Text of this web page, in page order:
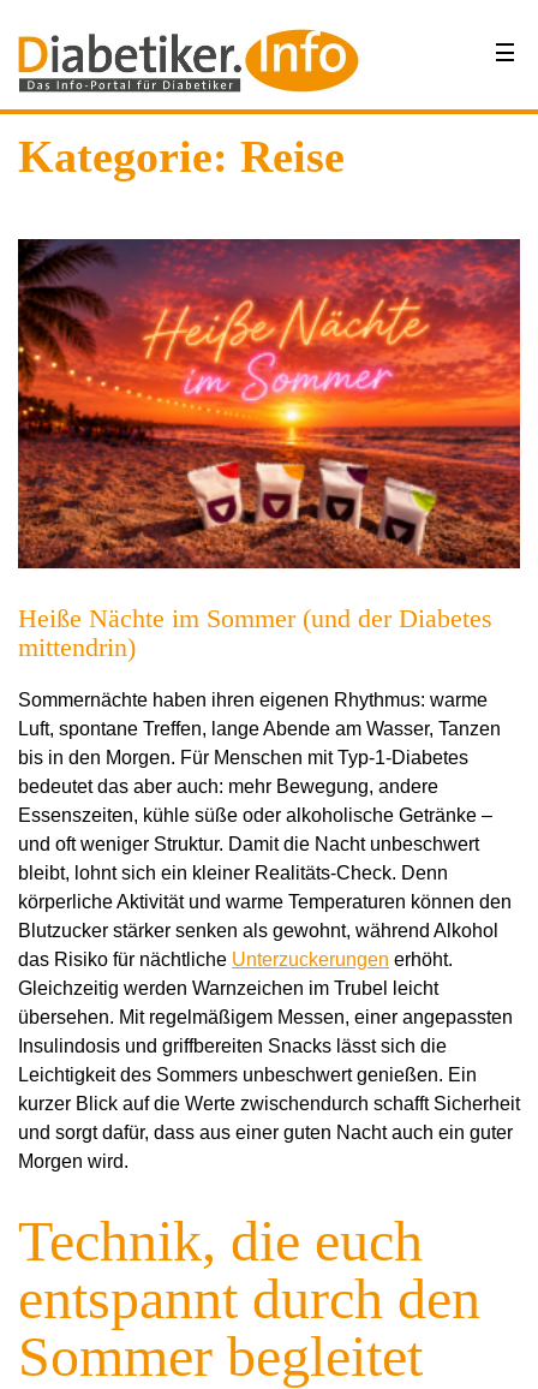
Kategorie: Reise
Heiße Nächte im Sommer (und der Diabetes
mittendrin)
Sommernächte haben ihren eigenen Rhythmus: warme
Luft, spontane Treffen, lange Abende am Wasser, Tanzen
bis in den Morgen. Für Menschen mit Typ-1-Diabetes
bedeutet das aber auch: mehr Bewegung, andere
Essenszeiten, kühle süße oder alkoholische Getränke –
und oft weniger Struktur. Damit die Nacht unbeschwert
bleibt, lohnt sich ein kleiner Realitäts-Check. Denn
körperliche Aktivität und warme Temperaturen können den
Blutzucker stärker senken als gewohnt, während Alkohol
das Risiko für nächtliche Unterzuckerungen erhöht.
Gleichzeitig werden Warnzeichen im Trubel leicht
übersehen. Mit regelmäßigem Messen, einer angepassten
Insulindosis und griffbereiten Snacks lässt sich die
Leichtigkeit des Sommers unbeschwert genießen. Ein
kurzer Blick auf die Werte zwischendurch schafft Sicherheit
und sorgt dafür, dass aus einer guten Nacht auch ein guter
Morgen wird.
Technik, die euch
entspannt durch den
Sommer begleitet